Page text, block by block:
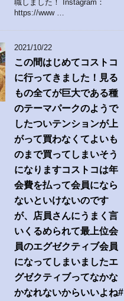
職しました！ Instagram：
https://www …
2021/10/22
この間はじめてコストコ
に行ってきました！見る
もの全てが巨大である種
のテーマパークのようで
したついテンションが上
がって買わなくてよいも
のまで買ってしまいそう
になりますコストコは年
会費を払って会員になら
ないといけないのです
が、店員さんにうまく言
いくるめられて最上位会
員のエグゼクティブ会員
になってしまいましたエ
グゼクティブってなかな
かなれないからいいよね#